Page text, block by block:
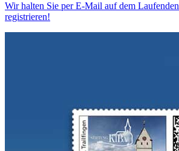
Wir halten Sie per E-Mail auf dem
registrieren!